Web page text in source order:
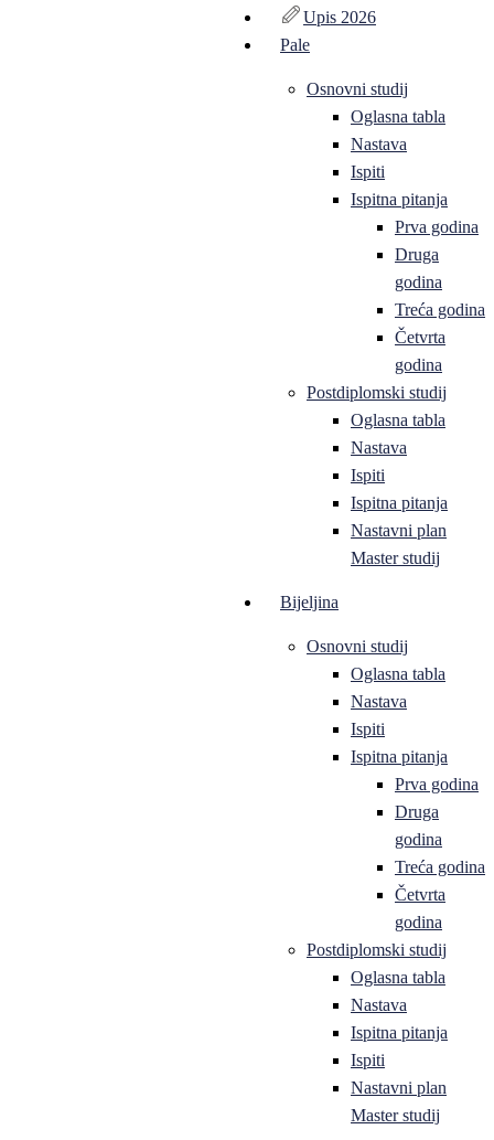
Upis 2026
Pale
Osnovni studij
Oglasna tabla
Nastava
Ispiti
Ispitna pitanja
Prva godina
Druga
godina
Treća godina
Četvrta
godina
Postdiplomski studij
Oglasna tabla
Nastava
Ispiti
Ispitna pitanja
Nastavni plan
Master studij
Bijeljina
Osnovni studij
Oglasna tabla
Nastava
Ispiti
Ispitna pitanja
Prva godina
Druga
godina
Treća godina
Četvrta
godina
Postdiplomski studij
Oglasna tabla
Nastava
Ispitna pitanja
Ispiti
Nastavni plan
Master studij